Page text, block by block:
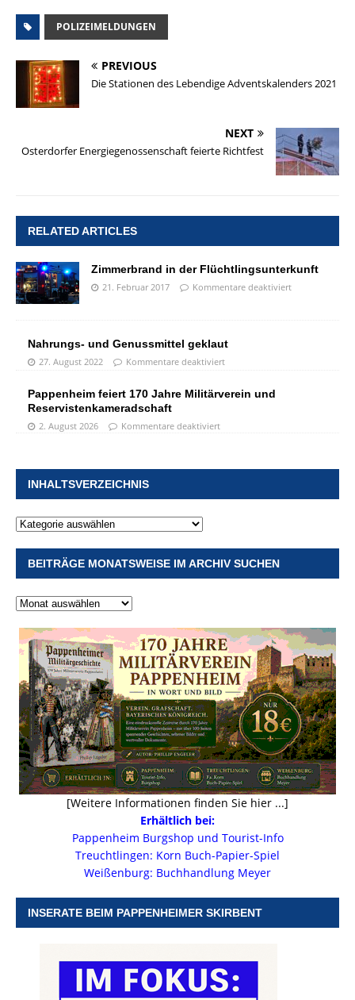
POLIZEIMELDUNGEN
PREVIOUS
Die Stationen des Lebendige Adventskalenders 2021
NEXT
Osterdorfer Energiegenossenschaft feierte Richtfest
RELATED ARTICLES
Zimmerbrand in der Flüchtlingsunterkunft
21. Februar 2017 Kommentare deaktiviert
Nahrungs- und Genussmittel geklaut
27. August 2022 Kommentare deaktiviert
Pappenheim feiert 170 Jahre Militärverein und
Reservistenkameradschaft
2. August 2026 Kommentare deaktiviert
INHALTSVERZEICHNIS
BEITRÄGE MONATSWEISE IM ARCHIV SUCHEN
[Weitere Informationen finden Sie hier ...]
Erhältlich bei:
Pappenheim Burgshop und Tourist-Info
Treuchtlingen: Korn Buch-Papier-Spiel
Weißenburg: Buchhandlung Meyer
INSERATE BEIM PAPPENHEIMER SKIRBENT